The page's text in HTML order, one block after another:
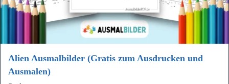
Alien Ausmalbilder (Gratis zum Ausdrucken und
Ausmalen)